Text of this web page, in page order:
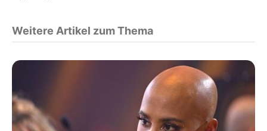
Weitere Artikel zum Thema